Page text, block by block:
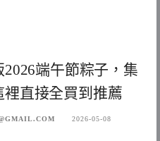
2026端午節粽子，集
直接全買到推薦
2026-05-08